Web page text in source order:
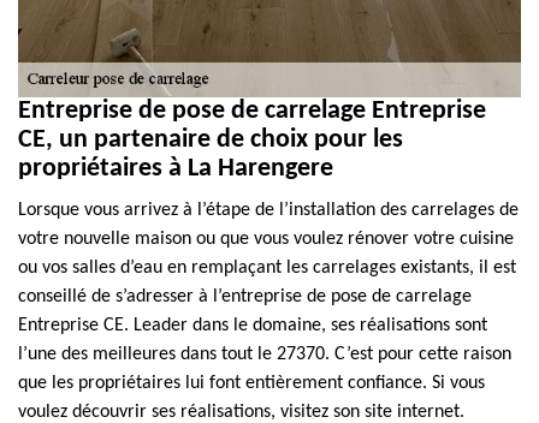
Entreprise de pose de carrelage Entreprise
CE, un partenaire de choix pour les
propriétaires à La Harengere
Lorsque vous arrivez à l’étape de l’installation des carrelages de
votre nouvelle maison ou que vous voulez rénover votre cuisine
ou vos salles d’eau en remplaçant les carrelages existants, il est
conseillé de s’adresser à l’entreprise de pose de carrelage
Entreprise CE. Leader dans le domaine, ses réalisations sont
l’une des meilleures dans tout le 27370. C’est pour cette raison
que les propriétaires lui font entièrement confiance. Si vous
voulez découvrir ses réalisations, visitez son site internet.